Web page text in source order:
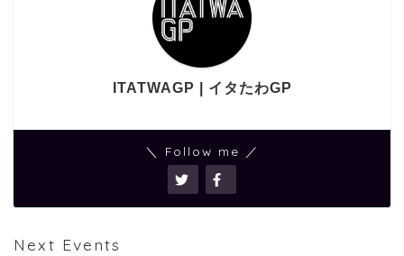
ITATWAGP | イタたわGP
＼ Follow me ／
Next Events